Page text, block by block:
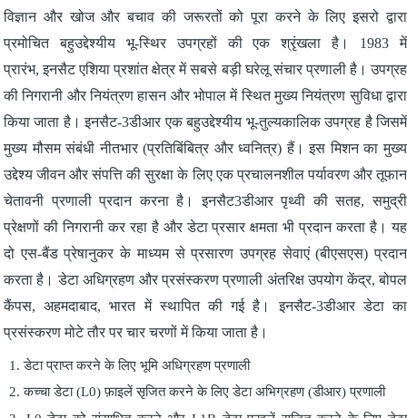
विज्ञान और खोज और बचाव की जरूरतों को पूरा करने के लिए इसरो द्वारा
प्रमोचित बहुउद्देश्यीय भू-स्थिर उपग्रहों की एक श्रृंखला है। 1983 में
प्रारंभ, इनसैट एशिया प्रशांत क्षेत्र में सबसे बड़ी घरेलू संचार प्रणाली है। उपग्रह
की निगरानी और नियंत्रण हासन और भोपाल में स्थित मुख्य नियंत्रण सुविधा द्वारा
किया जाता है। इनसैट-3डीआर एक बहुउद्देश्यीय भू-तुल्यकालिक उपग्रह है जिसमें
मुख्य मौसम संबंधी नीतभार (प्रतिबिंबित्र और ध्वनित्र) हैं। इस मिशन का मुख्य
उद्देश्य जीवन और संपत्ति की सुरक्षा के लिए एक प्रचालनशील पर्यावरण और तूफान
चेतावनी प्रणाली प्रदान करना है। इनसैट3डीआर पृथ्वी की सतह, समुद्री
प्रेक्षणों की निगरानी कर रहा है और डेटा प्रसार क्षमता भी प्रदान करता है। यह
दो एस-बैंड प्रेषानुकर के माध्यम से प्रसारण उपग्रह सेवाएं (बीएसएस) प्रदान
करता है। डेटा अधिग्रहण और प्रसंस्करण प्रणाली अंतरिक्ष उपयोग केंद्र, बोपल
कैंपस, अहमदाबाद, भारत में स्थापित की गई है। इनसैट-3डीआर डेटा का
प्रसंस्करण मोटे तौर पर चार चरणों में किया जाता है।
1. डेटा प्राप्त करने के लिए भूमि अधिग्रहण प्रणाली
2. कच्चा डेटा (L0) फ़ाइलें सृजित करने के लिए डेटा अभिग्रहण (डीआर) प्रणाली